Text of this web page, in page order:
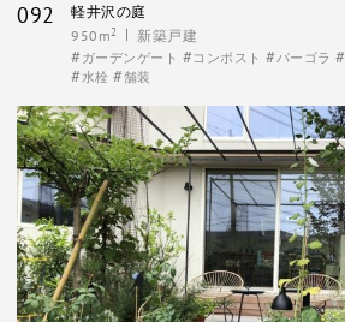
092
軽井沢の庭
950m2 新築戸建
ガーデンゲート コンポスト パーゴラ
水栓
舗装